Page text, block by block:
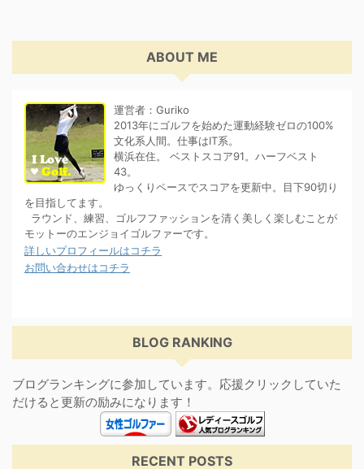
ABOUT ME
運営者：Guriko
2013年にゴルフを始めた運動経験ゼロの100%
文化系人間。仕事はIT系。
横浜在住。 ベストスコア91。ハーフベスト
43。
ゆっくりペースでスコアを更新中。目下90切り
を目指してます。
ラウンド、練習、ゴルフファッションを清く美しく楽しむことが
モットーのエンジョイゴルファーです。
詳しいプロフィールはコチラ
お問い合わせはコチラ
BLOG RANKING
ブログランキングに参加しています。応援クリックしていた
だけると更新の励みになります！
RECENT POSTS